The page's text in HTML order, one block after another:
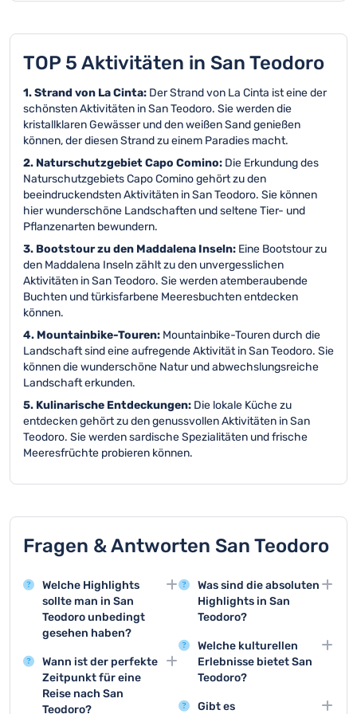
TOP 5 Aktivitäten in San Teodoro
1. Strand von La Cinta: Der Strand von La Cinta ist eine der
schönsten Aktivitäten in San Teodoro. Sie werden die
kristallklaren Gewässer und den weißen Sand genießen
können, der diesen Strand zu einem Paradies macht.
2. Naturschutzgebiet Capo Comino: Die Erkundung des
Naturschutzgebiets Capo Comino gehört zu den
beeindruckendsten Aktivitäten in San Teodoro. Sie können
hier wunderschöne Landschaften und seltene Tier- und
Pflanzenarten bewundern.
3. Bootstour zu den Maddalena Inseln: Eine Bootstour zu
den Maddalena Inseln zählt zu den unvergesslichen
Aktivitäten in San Teodoro. Sie werden atemberaubende
Buchten und türkisfarbene Meeresbuchten entdecken
können.
4. Mountainbike-Touren: Mountainbike-Touren durch die
Landschaft sind eine aufregende Aktivität in San Teodoro. Sie
können die wunderschöne Natur und abwechslungsreiche
Landschaft erkunden.
5. Kulinarische Entdeckungen: Die lokale Küche zu
entdecken gehört zu den genussvollen Aktivitäten in San
Teodoro. Sie werden sardische Spezialitäten und frische
Meeresfrüchte probieren können.
Fragen & Antworten San Teodoro
Welche Highlights
sollte man in San
Teodoro unbedingt
gesehen haben?
San Teodoro bietet
atemberaubende
Naturlandschaften wie
den Strand La Cinta und
Wann ist der perfekte
Zeitpunkt für eine
Reise nach San
Teodoro?
Was sind die absoluten
Highlights in San
Teodoro?
Die Top 3 Aktivitäten
sind der Strand La Cinta,
Bootstouren zur Insel
Schnorchelausflüge in
Welche kulturellen
Erlebnisse bietet San
Teodoro?
Besuchen Sie lokale
Gibt es